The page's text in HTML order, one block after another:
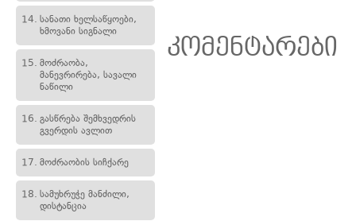
14. სანათი ხელსაწყოები,
ხმოვანი სიგნალი
15. მოძრაობა,
მანევრირება, სავალი
ნაწილი
16. გასწრება შემხვედრის
გვერდის ავლით
17. მოძრაობის სიჩქარე
18. სამუხრუჭე მანძილი,
დისტანცია
კომენტარები